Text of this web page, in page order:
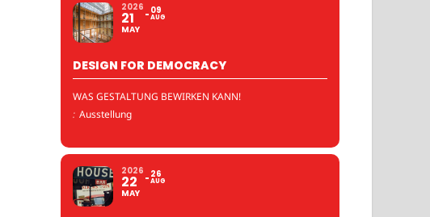
2026
21
MAY
09
AUG
DESIGN FOR DEMOCRACY
WAS GESTALTUNG BEWIRKEN KANN!
: Ausstellung
2026
22
MAY
26
AUG